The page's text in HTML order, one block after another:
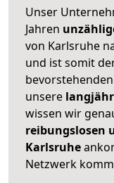
Unser
Jahren
von Karlsruhe
und ist somit
unsere
wissen wir
reibungslosen
Karlsruhe
Netzwerk